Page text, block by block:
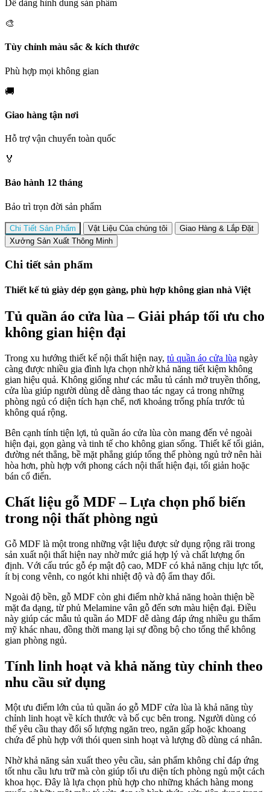
Dễ dàng hình dung sản phẩm
🎨
Tùy chỉnh màu sắc & kích thước
Phù hợp mọi không gian
🚚
Giao hàng tận nơi
Hỗ trợ vận chuyển toàn quốc
🏅
Bảo hành 12 tháng
Bảo trì trọn đời sản phẩm
Chi Tiết Sản Phẩm Vật Liệu Của chúng tôi
Giao Hàng & Lắp Đặt
Xưởng Sản Xuất Thông Minh
Chi tiết sản phẩm
Thiết kế tủ giày dép gọn gàng, phù hợp không gian nhà Việt
Tủ quần áo cửa lùa – Giải pháp tối ưu cho
không gian hiện đại
Trong xu hướng thiết kế nội thất hiện nay, tủ quần áo cửa lùa ngày
càng được nhiều gia đình lựa chọn nhờ khả năng tiết kiệm không
gian hiệu quả. Không giống như các mẫu tủ cánh mở truyền thống,
cửa lùa giúp người dùng dễ dàng thao tác ngay cả trong những
phòng ngủ có diện tích hạn chế, nơi khoảng trống phía trước tủ
không quá rộng.
Bên cạnh tính tiện lợi, tủ quần áo cửa lùa còn mang đến vẻ ngoài
hiện đại, gọn gàng và tinh tế cho không gian sống. Thiết kế tối giản,
đường nét thẳng, bề mặt phẳng giúp tổng thể phòng ngủ trở nên hài
hòa hơn, phù hợp với phong cách nội thất hiện đại, tối giản hoặc
bán cổ điển.
Chất liệu gỗ MDF – Lựa chọn phổ biến
trong nội thất phòng ngủ
Gỗ MDF là một trong những vật liệu được sử dụng rộng rãi trong
sản xuất nội thất hiện nay nhờ mức giá hợp lý và chất lượng ổn
định. Với cấu trúc gỗ ép mật độ cao, MDF có khả năng chịu lực tốt,
ít bị cong vênh, co ngót khi nhiệt độ và độ ẩm thay đổi.
Ngoài độ bền, gỗ MDF còn ghi điểm nhờ khả năng hoàn thiện bề
mặt đa dạng, từ phủ Melamine vân gỗ đến sơn màu hiện đại. Điều
này giúp các mẫu tủ quần áo MDF dễ dàng đáp ứng nhiều gu thẩm
mỹ khác nhau, đồng thời mang lại sự đồng bộ cho tổng thể không
gian phòng ngủ.
Tính linh hoạt và khả năng tùy chỉnh theo
nhu cầu sử dụng
Một ưu điểm lớn của tủ quần áo gỗ MDF cửa lùa là khả năng tùy
chỉnh linh hoạt về kích thước và bố cục bên trong. Người dùng có
thể yêu cầu thay đổi số lượng ngăn treo, ngăn gấp hoặc khoang
chứa để phù hợp với thói quen sinh hoạt và lượng đồ dùng cá nhân.
Nhờ khả năng sản xuất theo yêu cầu, sản phẩm không chỉ đáp ứng
tốt nhu cầu lưu trữ mà còn giúp tối ưu diện tích phòng ngủ một cách
khoa học. Đây là lựa chọn phù hợp cho những khách hàng mong